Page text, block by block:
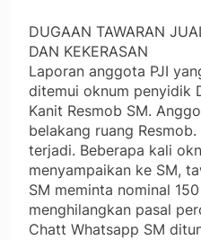
DUGAAN TAWARAN
DAN KEKERASAN
Laporan anggota PJI
ditemui oknum penyidik
Kanit Resmob SM.
belakang ruang
terjadi. Beberapa kali
menyampaikan ke SM,
SM meminta nominal
menghilangkan pasal
Chatt Whatsapp SM